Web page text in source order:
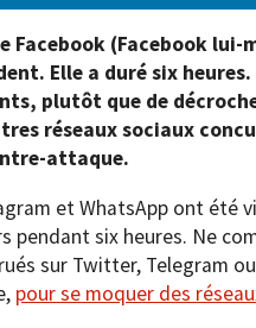
Facebook (Facebook
Elle a duré six
plutôt que de
réseaux sociaux
attaque.
et WhatsApp ont été
pendant six heures. Ne
sur Twitter, Telegram ou
pour se moquer des